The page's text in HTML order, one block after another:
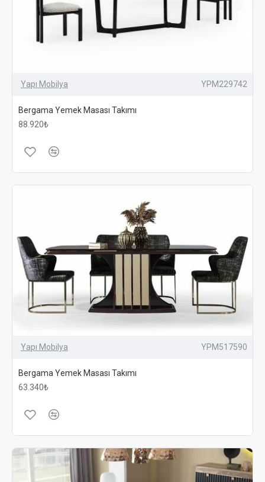
Bergama Yemek Masası Takımı
Yapı Mobilya YPM517590
Bergama Yemek Masası Takımı
63.340₺